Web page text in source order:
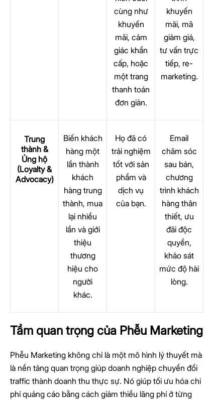
cùng như
khuyến
mãi, cảm
giác khẩn
cấp, hoặc
một trang
thanh toán
đơn giản.
khuyến
mãi, mã
giảm giá,
tư vấn trực
tiếp, re-
marketing.
Trung
thành &
Ủng hộ
(Loyalty &
Advocacy)
Biến khách
hàng một
lần thành
khách
hàng trung
thành, mua
lại nhiều
lần và giới
thiệu
thương
hiệu cho
người
khác.
Họ đã có
trải nghiệm
tốt với sản
phẩm và
dịch vụ
của bạn.
Email
chăm sóc
sau bán,
chương
trình khách
hàng thân
thiết, ưu
đãi độc
quyền,
khảo sát
mức độ hài
lòng.
Tầm quan trọng của Phễu Marketing
Phễu Marketing không chỉ là một mô hình lý thuyết mà
là nền tảng quan trọng giúp doanh nghiệp chuyển đổi
traffic thành doanh thu thực sự. Nó giúp tối ưu hóa chi
phí quảng cáo bằng cách giảm thiểu lãng phí ở từng